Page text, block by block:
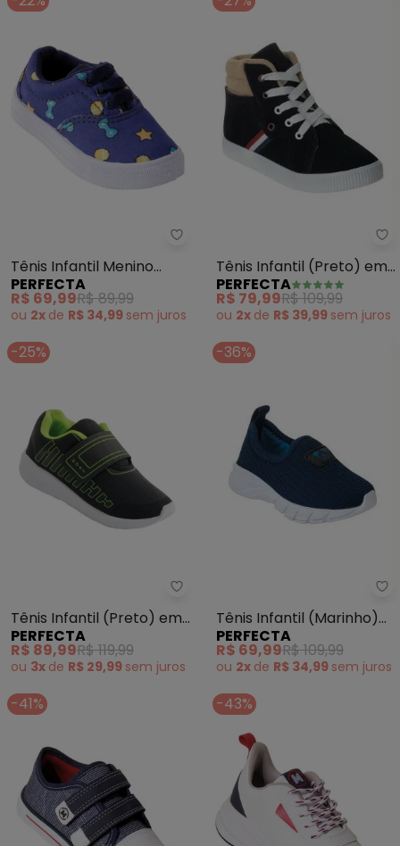
Perfecta - Tênis Infantil
Tênis Infantil Menino
(Azul) em Tecido
PERFECTA
R$ 69,99R$ 89,99
ou 2x de R$ 34,99 sem juros
Tênis Infantil (Preto) em
Camurça
PERFECTA
R$ 79,99R$ 109,99
ou 2x de R$ 39,99 sem juros
-25%
Perfecta - Tênis Infantil
Tênis Infantil (Preto) em
Tecido
PERFECTA
R$ 89,99R$ 119,99
ou 3x de R$ 29,99 sem juros
-36%
Tênis Infantil (Marinho)
em Tecido
PERFECTA
R$ 69,99R$ 109,99
ou 2x de R$ 34,99 sem juros
-41% -43%